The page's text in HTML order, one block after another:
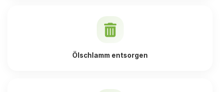
Ölschlamm entsorgen